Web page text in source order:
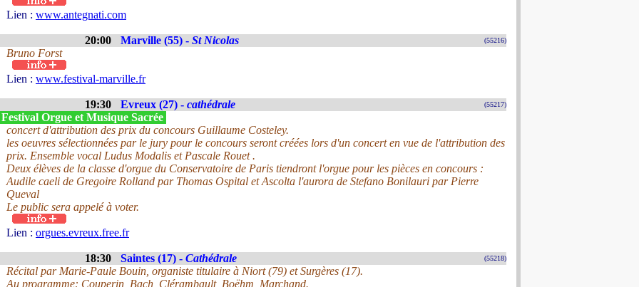
Lien : www.antegnati.com
20:00 Marville (55) - St Nicolas (55216)
Bruno Forst
Lien : www.festival-marville.fr
19:30 Evreux (27) - cathédrale (55217)
Orgue et Musique Sacrée
concert d'attribution des prix du concours Guillaume Costeley.
les oeuvres sélectionnées par le jury pour le concours seront créées lors d'un concert en vue de l'attribution des
prix. Ensemble vocal Ludus Modalis et Pascale Rouet .
Deux élèves de la classe d'orgue du Conservatoire de Paris tiendront l'orgue pour les pièces en concours :
Audile caeli de Gregoire Rolland par Thomas Ospital et Ascolta l'aurora de Stefano Bonilauri par Pierre
Queval
Le public sera appelé à voter.
Lien : orgues.evreux.free.fr
18:30 Saintes (17) - Cathédrale (55218)
Récital par Marie-Paule Bouin, organiste titulaire à Niort (79) et Surgères (17).
Au programme: Couperin, Bach, Clérambault, Boëhm, Marchand.